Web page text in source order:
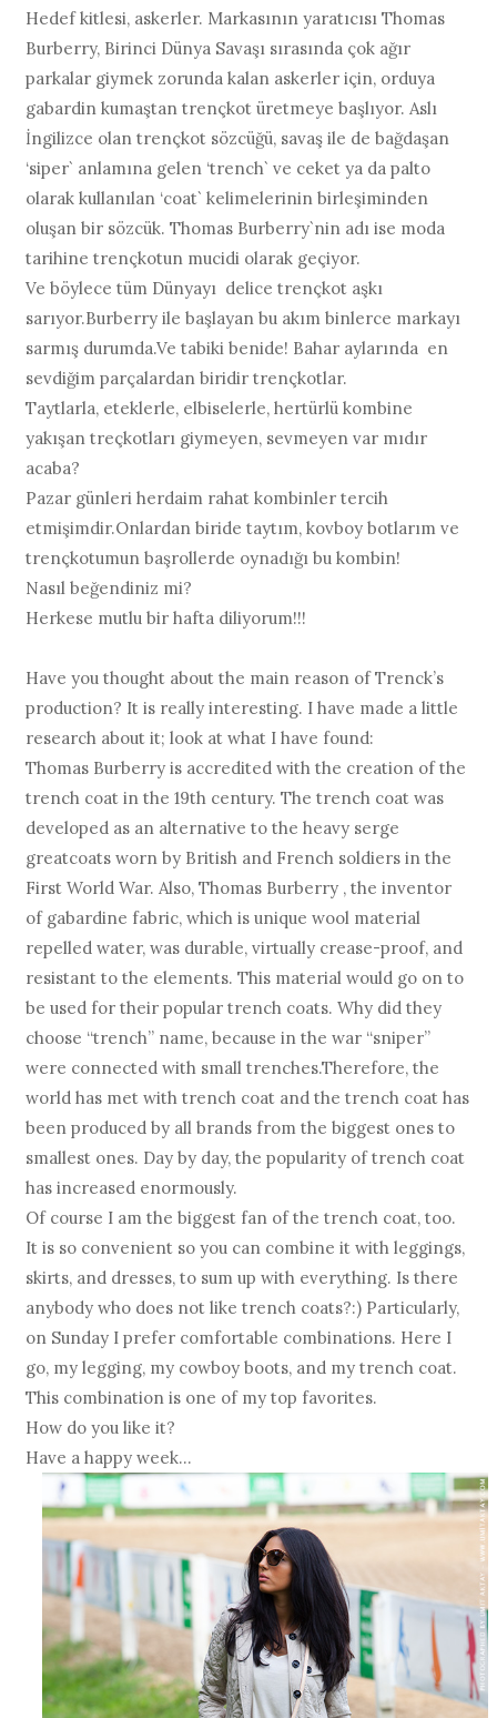
Hedef kitlesi, askerler. Markasının yaratıcısı Thomas
Burberry, Birinci Dünya Savaşı sırasında çok ağır
parkalar giymek zorunda kalan askerler için, orduya
gabardin kumaştan trençkot üretmeye başlıyor. Aslı
İngilizce olan trençkot sözcüğü, savaş ile de bağdaşan
‘siper` anlamına gelen ‘trench` ve ceket ya da palto
olarak kullanılan ‘coat` kelimelerinin birleşiminden
oluşan bir sözcük. Thomas Burberry`nin adı ise moda
tarihine trençkotun mucidi olarak geçiyor.
Ve böylece tüm Dünyayı delice trençkot aşkı
sarıyor.Burberry ile başlayan bu akım binlerce markayı
sarmış durumda.Ve tabiki benide! Bahar aylarında en
sevdiğim parçalardan biridir trençkotlar.
Taytlarla, eteklerle, elbiselerle, hertürlü kombine
yakışan treçkotları giymeyen, sevmeyen var mıdır
acaba?
Pazar günleri herdaim rahat kombinler tercih
etmişimdir.Onlardan biride taytım, kovboy botlarım ve
trençkotumun başrollerde oynadığı bu kombin!
Nasıl beğendiniz mi?
Herkese mutlu bir hafta diliyorum!!!
Have you thought about the main reason of Trenck’s
production? It is really interesting. I have made a little
research about it; look at what I have found:
Thomas Burberry is accredited with the creation of the
trench coat in the 19th century. The trench coat was
developed as an alternative to the heavy serge
greatcoats worn by British and French soldiers in the
First World War. Also, Thomas Burberry , the inventor
of gabardine fabric, which is unique wool material
repelled water, was durable, virtually crease-proof, and
resistant to the elements. This material would go on to
be used for their popular trench coats. Why did they
choose “trench” name, because in the war “sniper”
were connected with small trenches.Therefore, the
world has met with trench coat and the trench coat has
been produced by all brands from the biggest ones to
smallest ones. Day by day, the popularity of trench coat
has increased enormously.
Of course I am the biggest fan of the trench coat, too.
It is so convenient so you can combine it with leggings,
skirts, and dresses, to sum up with everything. Is there
anybody who does not like trench coats?:) Particularly,
on Sunday I prefer comfortable combinations. Here I
go, my legging, my cowboy boots, and my trench coat.
This combination is one of my top favorites.
How do you like it?
Have a happy week…